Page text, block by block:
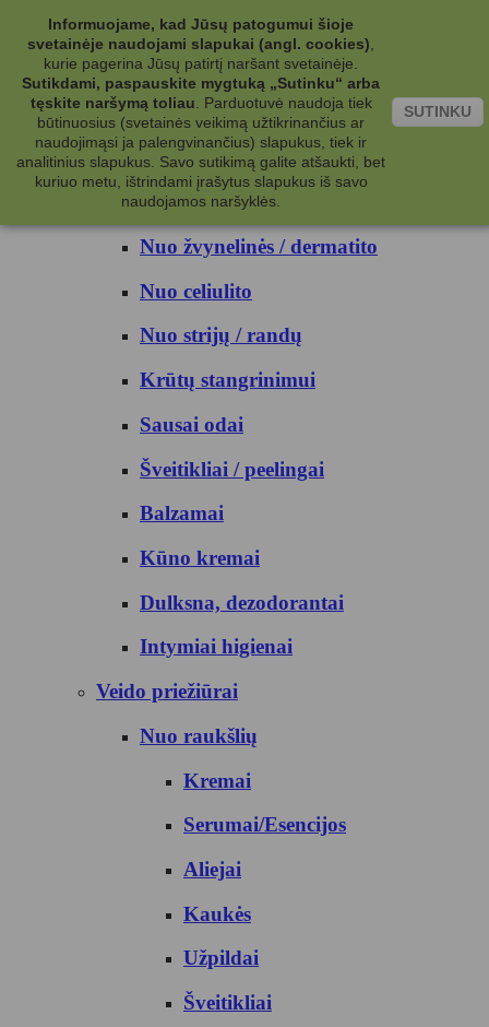
Kategorijos
Kosmetika
Kūno priežiūrai
Nuo prakaito
Kūno prausikliai
Nuo žvynelinės / dermatito
Nuo celiulito
Nuo strijų / randų
Krūtų stangrinimui
Sausai odai
Šveitikliai / peelingai
Balzamai
Kūno kremai
Dulksna, dezodorantai
Intymiai higienai
Veido priežiūrai
Nuo raukšlių
Kremai
Serumai/Esencijos
Aliejai
Kaukės
Užpildai
Šveitikliai
Informuojame, kad Jūsų patogumui šioje
svetainėje naudojami slapukai (angl. cookies)
kurie pagerina Jūsų patirtį naršant svetainėje.
Sutikdami, paspauskite mygtuką „Sutinku“ arba
tęskite naršymą toliau
Parduotuvė naudoja tiek
būtinuosius (svetainės veikimą užtikrinančius ar
naudojimąsi ja palengvinančius) slapukus, tiek ir
analitinius slapukus. Savo sutikimą galite atšaukti, bet
kuriuo metu, ištrindami įrašytus slapukus iš savo
naudojamos naršyklės.
SUTINKU